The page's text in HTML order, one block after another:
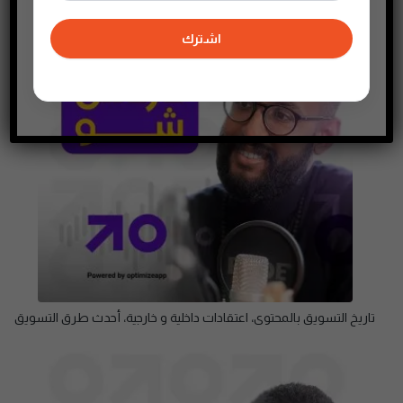
تاريخ التسويق بالمحتوى، اعتقادات داخلية و خارجية، أحدث طرق التسويق
اشترك